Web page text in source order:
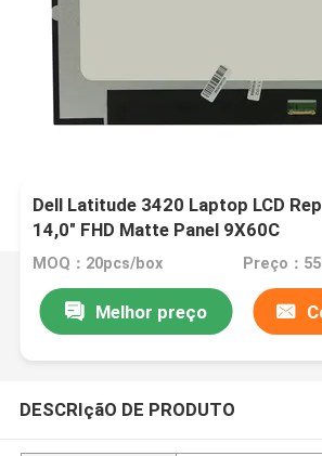
Dell Latitude 3420 Laptop LCD
14,0" FHD Matte Panel 9X60C
MOQ：20pcs/box Preço：
Melhor preço
DESCRIçãO DE PRODUTO